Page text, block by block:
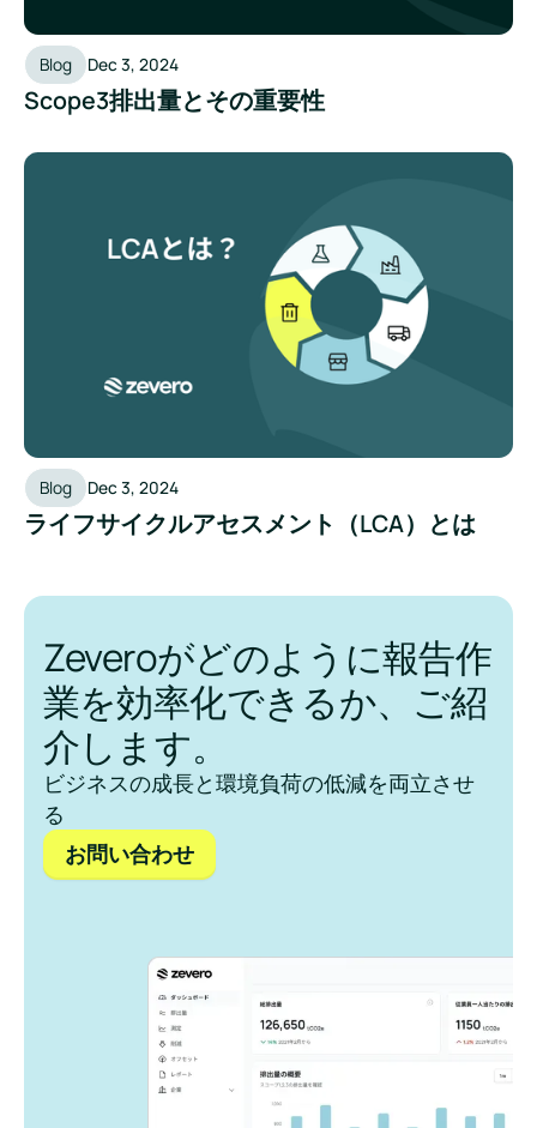
Blog Dec 3, 2024
Scope3排出量とその重要性
Blog Dec 3, 2024
ライフサイクルアセスメント（LCA）とは
ライフサイクルアセスメント（LCA）とは
Zeveroがどのように報告作
業を効率化できるか、ご紹
介します。
ビジネスの成長と環境負荷の低減を両立させ
る
お問い合わせ